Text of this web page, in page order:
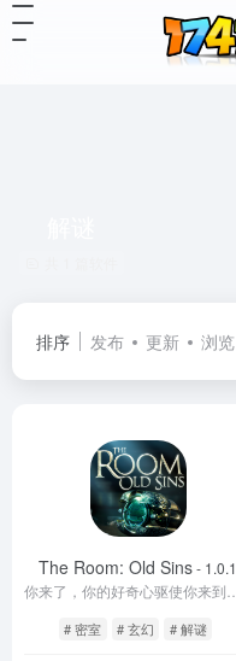
排序 发布 更新 浏览
The Room: Old Sins- 1.0.1
# 密室 # 玄幻 # 解谜